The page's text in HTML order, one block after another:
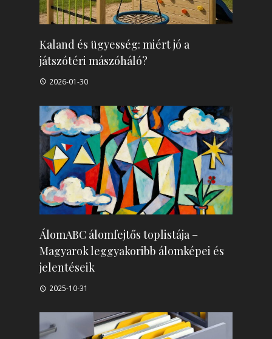
Kaland és ügyesség: miért jó a
játszótéri mászóháló?
2026-01-30
ÁlomABC álomfejtős toplistája –
Magyarok leggyakoribb álomképei és
jelentéseik
2025-10-31